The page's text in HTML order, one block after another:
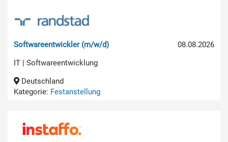
08.08.2026
Softwareentwickler (m/w/d)
IT | Softwareentwicklung
Deutschland
Kategorie: Festanstellung